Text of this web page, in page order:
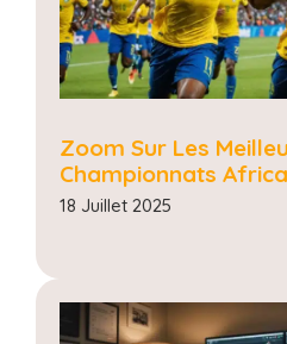
Zoom Sur Les
Championnats
18 Juillet 2025